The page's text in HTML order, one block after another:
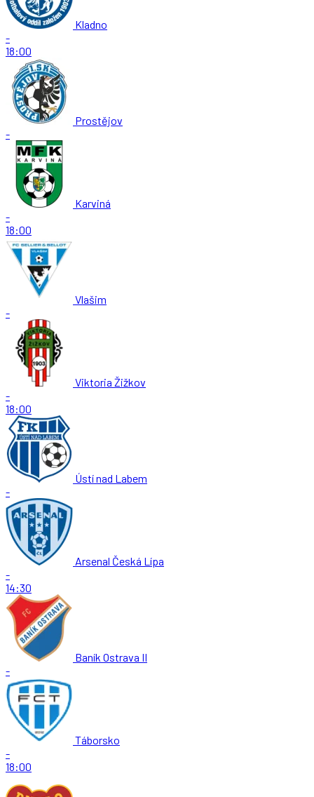
Kladno
-
18:00
Prostějov
-
Karviná
-
18:00
Vlašim
-
Viktoria Žižkov
-
18:00
Ústí nad Labem
-
Arsenal Česká Lípa
-
14:30
Baník Ostrava II
-
Táborsko
-
18:00